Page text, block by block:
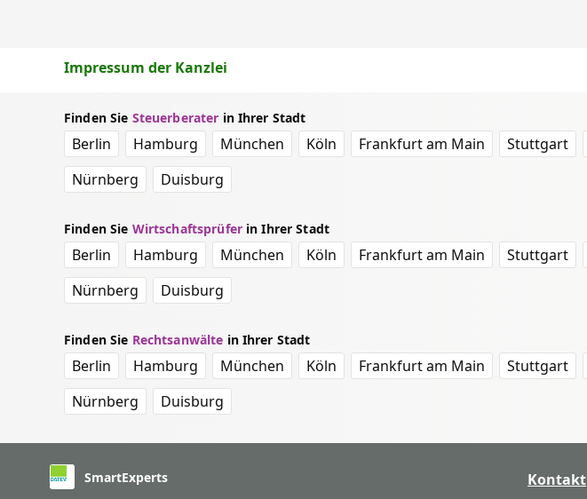
Impressum der Kanzlei
Finden Sie Steuerberater in Ihrer Stadt
Berlin Hamburg München Köln Frankfurt am Main Stuttgart
Nürnberg
Duisburg
Finden Sie Wirtschaftsprüferin Ihrer Stadt
Berlin Hamburg München Köln Frankfurt am Main Stuttgart
Nürnberg
Duisburg
Finden Sie Rechtsanwälte in Ihrer Stadt
Berlin Hamburg München Köln Frankfurt am Main Stuttgart
Nürnberg
Duisburg
SmartExperts Kontakt